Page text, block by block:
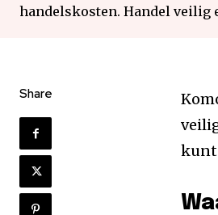
handelskosten. Handel veilig
Share
kunt